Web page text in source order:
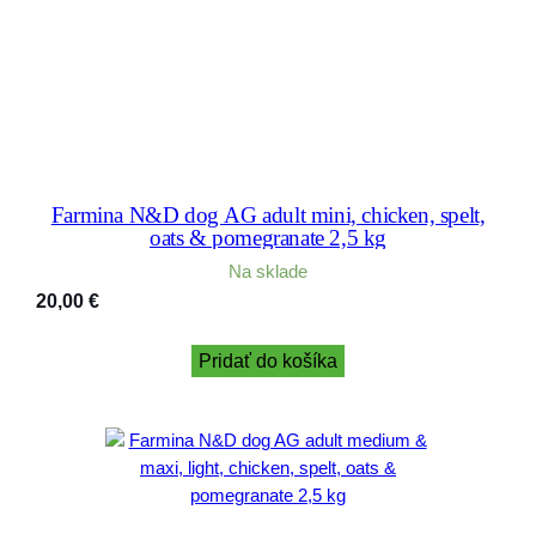
Farmina N&D dog AG adult mini, chicken, spelt,
oats & pomegranate 2,5 kg
Na sklade
20,00 €
Pridať do košíka